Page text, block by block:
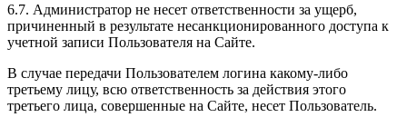
6.7. Администратор не несет ответственности за ущерб,
причиненный в результате несанкционированного доступа к
учетной записи Пользователя на Сайте.
В случае передачи Пользователем логина какому-либо
третьему лицу, всю ответственность за действия этого
третьего лица, совершенные на Сайте, несет Пользователь.